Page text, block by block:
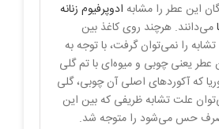
این عطر را مشابه ادوپرفیوم زنانه
می‌دانند. هرچند روی کاغذ بین
را نمی‌توان گرفت، با توجه به
یعنی چوبی و میوه‌ای با تم گلی
که آکوردهای اصلی آن چوبی، گلی
علت تشابه ظریفی که بین این
حس می‌شود را متوجه شد.